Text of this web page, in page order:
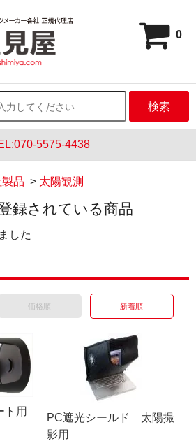
0
検索
5575-4438
品 > 太陽観測
録されている商品
した
価格順 新着順
ト用
PC遮光シールド 太陽撮
影用